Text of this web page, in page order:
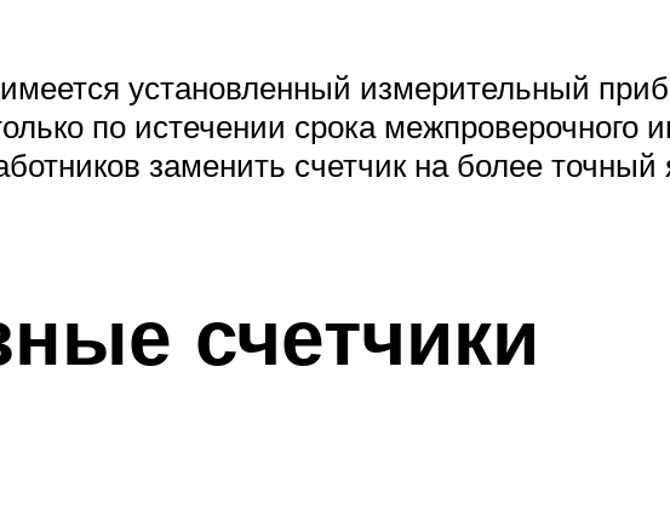
установленный измерительный
по истечении срока межпроверочного
заменить счетчик на более точный
счетчики